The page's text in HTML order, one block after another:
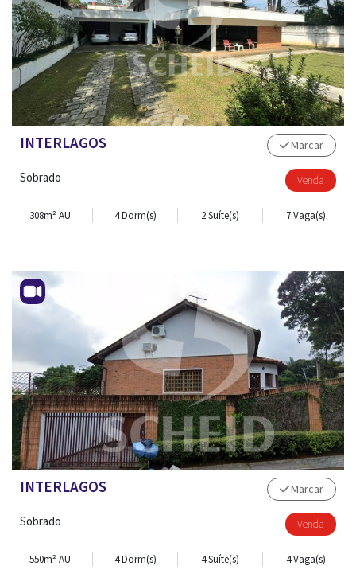
INTERLAGOS
Sobrado
Marcar
Venda
308m² AU 4 Dorm(s) 2 Suíte(s) 7 Vaga(s)
INTERLAGOS
Sobrado
Marcar
Venda
550m² AU 4 Dorm(s) 4 Suíte(s) 4 Vaga(s)